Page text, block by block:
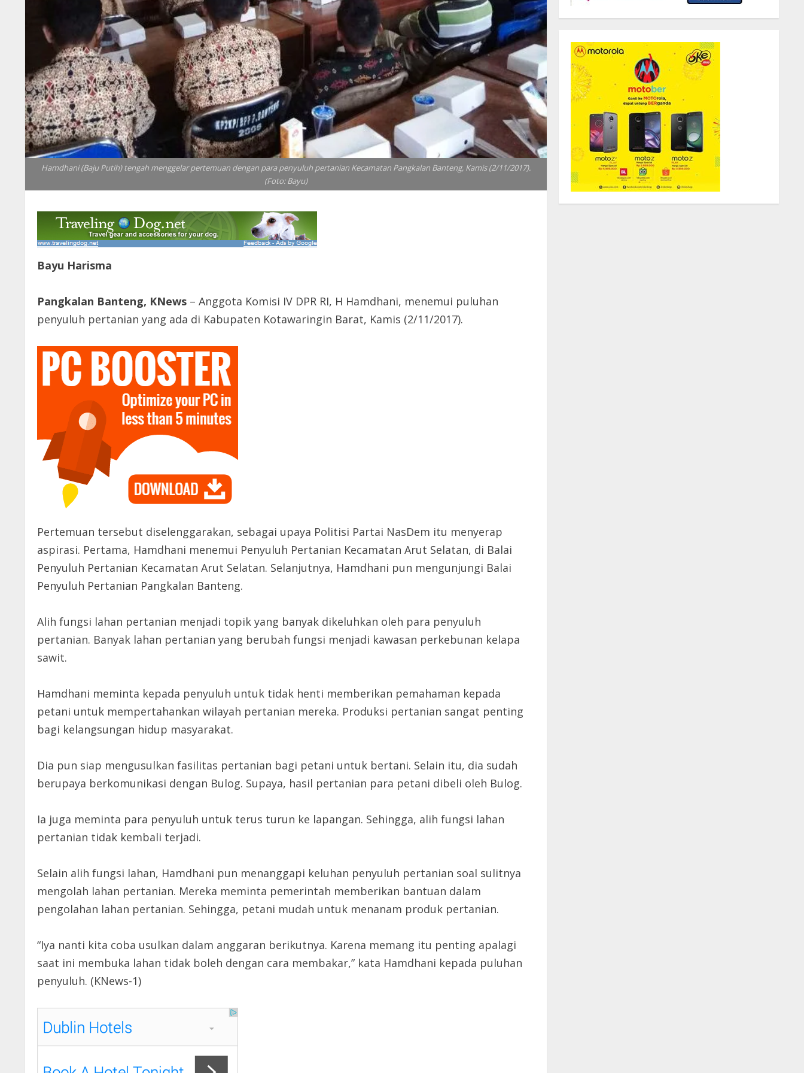
Hamdhani (Baju Putih) tengah menggelar pertemuan dengan para penyuluh pertanian Kecamatan Pangkalan Banteng, Kamis (2/11/2017).
(Foto: Bayu)
Bayu Harisma
Pangkalan Banteng, KNews – Anggota Komisi IV DPR RI, H Hamdhani, menemui puluhan
penyuluh pertanian yang ada di Kabupaten Kotawaringin Barat, Kamis (2/11/2017).
Pertemuan tersebut diselenggarakan, sebagai upaya Politisi Partai NasDem itu menyerap
aspirasi. Pertama, Hamdhani menemui Penyuluh Pertanian Kecamatan Arut Selatan, di Balai
Penyuluh Pertanian Kecamatan Arut Selatan. Selanjutnya, Hamdhani pun mengunjungi Balai
Penyuluh Pertanian Pangkalan Banteng.
Alih fungsi lahan pertanian menjadi topik yang banyak dikeluhkan oleh para penyuluh
pertanian. Banyak lahan pertanian yang berubah fungsi menjadi kawasan perkebunan kelapa
sawit.
Hamdhani meminta kepada penyuluh untuk tidak henti memberikan pemahaman kepada
petani untuk mempertahankan wilayah pertanian mereka. Produksi pertanian sangat penting
bagi kelangsungan hidup masyarakat.
Dia pun siap mengusulkan fasilitas pertanian bagi petani untuk bertani. Selain itu, dia sudah
berupaya berkomunikasi dengan Bulog. Supaya, hasil pertanian para petani dibeli oleh Bulog.
Ia juga meminta para penyuluh untuk terus turun ke lapangan. Sehingga, alih fungsi lahan
pertanian tidak kembali terjadi.
Selain alih fungsi lahan, Hamdhani pun menanggapi keluhan penyuluh pertanian soal sulitnya
mengolah lahan pertanian. Mereka meminta pemerintah memberikan bantuan dalam
pengolahan lahan pertanian. Sehingga, petani mudah untuk menanam produk pertanian.
“Iya nanti kita coba usulkan dalam anggaran berikutnya. Karena memang itu penting apalagi
saat ini membuka lahan tidak boleh dengan cara membakar,” kata Hamdhani kepada puluhan
penyuluh. (KNews-1)